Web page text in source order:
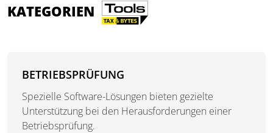
KATEGORIEN
BETRIEBSPRÜFUNG
Spezielle Software-Lösungen bieten gezielte
Unterstützung bei den Herausforderungen einer
Betriebsprüfung.